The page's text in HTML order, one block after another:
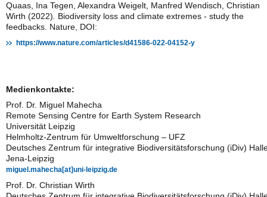
Quaas, Ina Tegen, Alexandra Weigelt, Manfred Wendisch, Christian
Wirth (2022)
Biodiversity loss and climate extremes - study the
feedbacks. Nature, DOI:
https://www.nature.com/articles/d41586-022-04152-y
Medienkontakte:
Prof. Dr. Miguel Mahecha
Remote Sensing Centre for Earth System Research
Universität Leipzig
Helmholtz-Zentrum für Umweltforschung – UFZ
Deutsches Zentrum für integrative Biodiversitätsforschung (iDiv)
Jena-Leipzig
miguel.mahecha[at]uni-leipzig.de
Prof. Dr. Christian Wirth